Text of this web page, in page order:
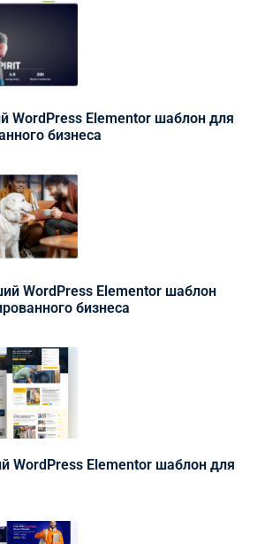
WordPress Elementor шаблон для
бизнеса
WordPress Elementor шаблон
бизнеса
WordPress Elementor шаблон для